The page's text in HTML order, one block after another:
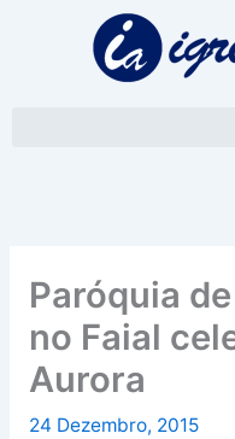
Paróquia
no Faial
Aurora
24 Dezembro, 2015